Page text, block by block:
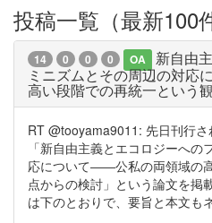
投稿一覧（最新100
14 0 0 0 OA
新自由
ミニズムとその周辺の対応
高い段階での再統一という
RT @tooyama9011: 先日刊行さ
「新自由主義とエコロジーへ
応について――公私の両領域の
点からの検討」という論文を掲
は下のとおりで、要旨と本文も